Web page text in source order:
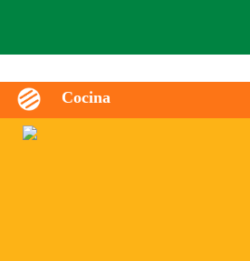
Cocina